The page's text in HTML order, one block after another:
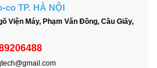
TP. HÀ NỘI
Viện Máy, Phạm Văn Đồng, Cầu Giấy,